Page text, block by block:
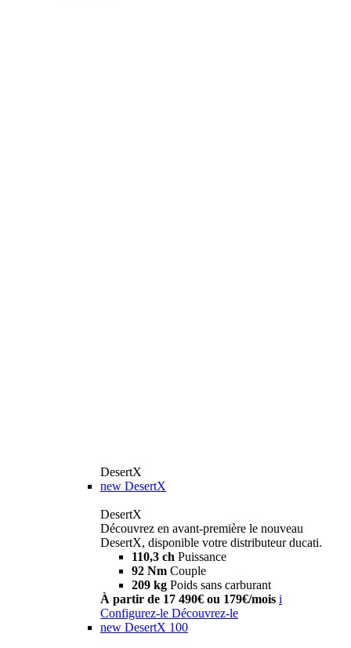
DesertX
new DesertX
DesertX
Découvrez en avant-première le nouveau
DesertX, disponible votre distributeur ducati.
110,3 ch Puissance
92 Nm Couple
209 kg Poids sans carburant
À partir de 17 490€ ou 179€/mois i
Configurez-le Découvrez-le
new DesertX 100